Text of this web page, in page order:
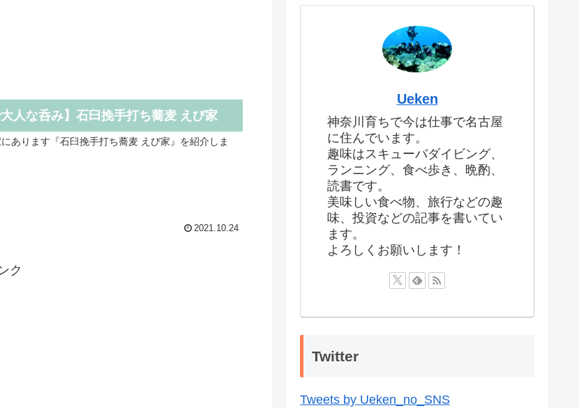
大人な呑み】石臼挽手打ち蕎麦 えび家
あります『石臼挽手打ち蕎麦 えび家』を紹介しま
2021.10.24
ク
Ueken
神奈川育ちで今は仕事で名古屋
に住んでいます。
趣味はスキューバダイビング、
ランニング、食べ歩き、晩酌、
読書です。
美味しい食べ物、旅行などの趣
味、投資などの記事を書いてい
ます。
よろしくお願いします！
Twitter
Tweets by Ueken_no_SNS